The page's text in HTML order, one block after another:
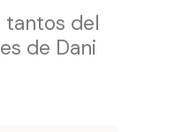
tantos del
de Dani